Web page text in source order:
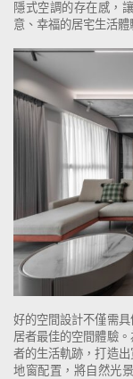
隱式空調的存在感，
意、幸福的居宅生活體
好的空間設計不僅需
居者最佳的空間體驗
者的生活軌跡，打造
地窗配置，將自然光